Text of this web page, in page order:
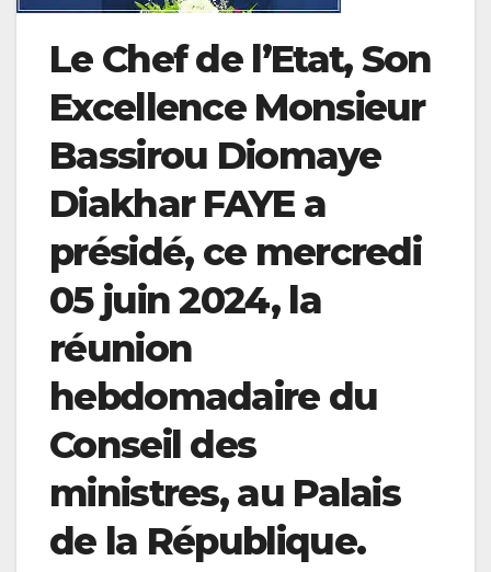
Le Chef de l’Etat, Son
Excellence Monsieur
Bassirou Diomaye
Diakhar FAYE a
présidé, ce mercredi
05 juin 2024, la
réunion
hebdomadaire du
Conseil des
ministres, au Palais
de la République.